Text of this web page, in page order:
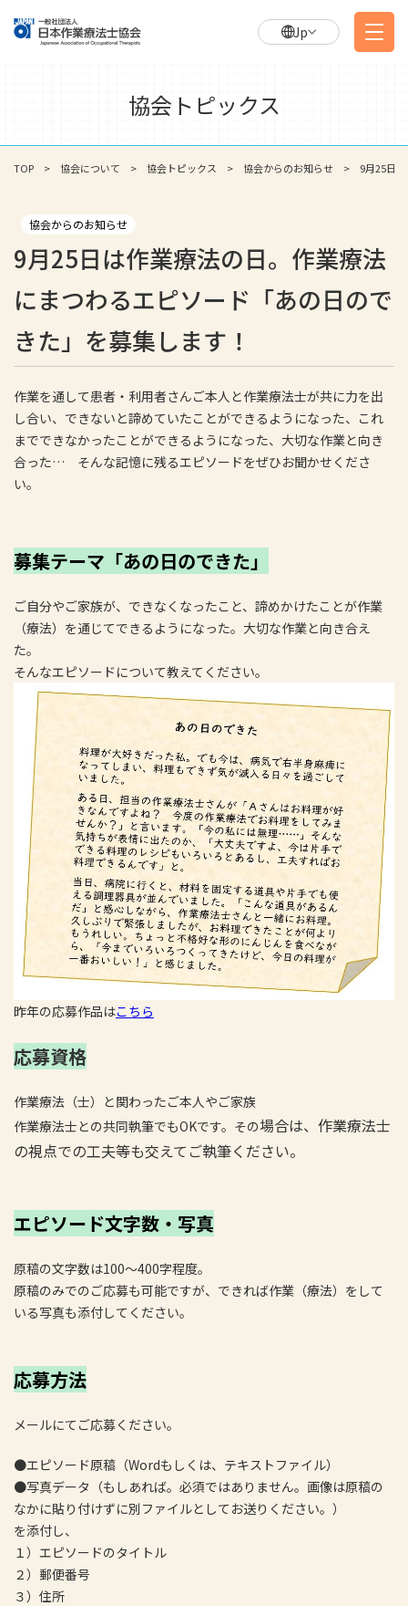
Jp
協会トピックス
TOP 協会について 協会トピックス 協会からのお知らせ 9月25日
協会からのお知らせ
9月25日は作業療法の日。作業療法
にまつわるエピソード「あの日ので
きた」を募集します！
作業を通して患者・利用者さんご本人と作業療法士が共に力を出
し合い、できないと諦めていたことができるようになった、これ
までできなかったことができるようになった、大切な作業と向き
合った… そんな記憶に残るエピソードをぜひお聞かせくださ
い。
募集テーマ「あの日のできた」
ご自分やご家族が、できなくなったこと、諦めかけたことが作業
（療法）を通じてできるようになった。大切な作業と向き合え
た。
そんなエピソードについて教えてください。
昨年の応募作品はこちら
応募資格
作業療法（士）と関わったご本人やご家族
作業療法士との共同執筆でもOKです。その場合は、作業療法士
の視点での工夫等も交えてご執筆ください。
エピソード文字数・写真
原稿の文字数は100～400字程度。
原稿のみでのご応募も可能ですが、できれば作業（療法）をして
いる写真も添付してください。
応募方法
メールにてご応募ください。
●エピソード原稿（Wordもしくは、テキストファイル）
●写真データ（もしあれば。必須ではありません。画像は原稿の
なかに貼り付けずに別ファイルとしてお送りください。）
を添付し、
１）エピソードのタイトル
２）郵便番号
３）住所